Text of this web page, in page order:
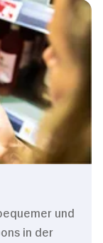
und
in der